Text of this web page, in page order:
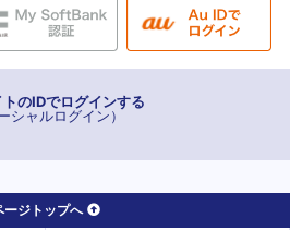
のIDでログインする
ーシャルログイン）
ージトップへ